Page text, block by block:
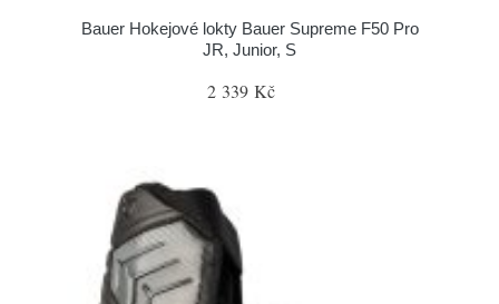
Bauer Hokejové lokty Bauer Supreme F50 Pro
JR, Junior, S
2 339 Kč